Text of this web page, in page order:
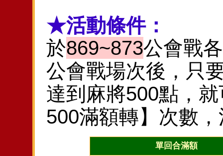
★活動條件：
於869~873公會戰
公會戰場次後，只
達到麻將500點，
500滿額轉】次數
單回合滿額